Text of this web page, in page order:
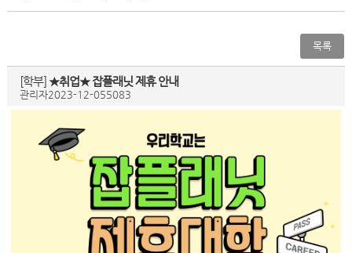
목록
[학부] ★취업★ 잡플래닛 제휴 안내
관리자2023-12-055083